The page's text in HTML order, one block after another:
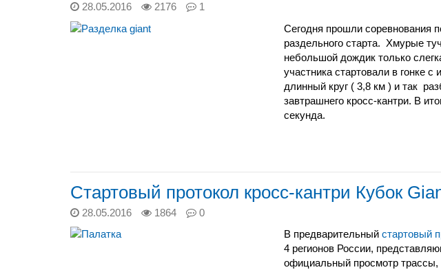
28.05.2016 2176
1
Сегодня прошли соревнования
раздельного старта. Хмурые
небольшой дождик только
участника стартовали в гонке
длинный круг ( 3,8 км ) и так
завтрашнего кросс-кантри. В
секунда.
Стартовый протокол кросс-кантри Кубок
28.05.2016 1864
0
В предварительный стартовый
4 регионов России,
официальный просмотр трассы,